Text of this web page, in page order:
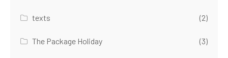
texts (2)
The Package Holiday (3)